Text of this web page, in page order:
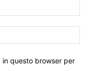
in questo browser per